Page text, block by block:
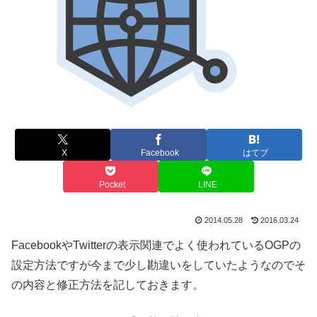
X Facebook はてブ
Pocket LINE
2014.05.28 2016.03.24
FacebookやTwitterの表示関連でよく使われているOGPの
設定方法ですが今まで少し勘違いをしていたようなのでそ
の内容と修正方法を記しておきます。